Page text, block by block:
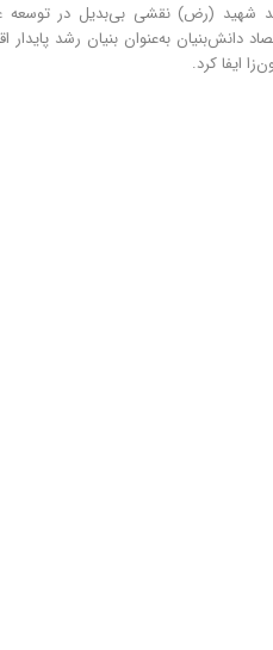
شهید (رض) نقشی بی‌بدیل در توسعه
دانش‌بنیان به‌عنوان بنیان رشد پایدار
ایفا کرد.